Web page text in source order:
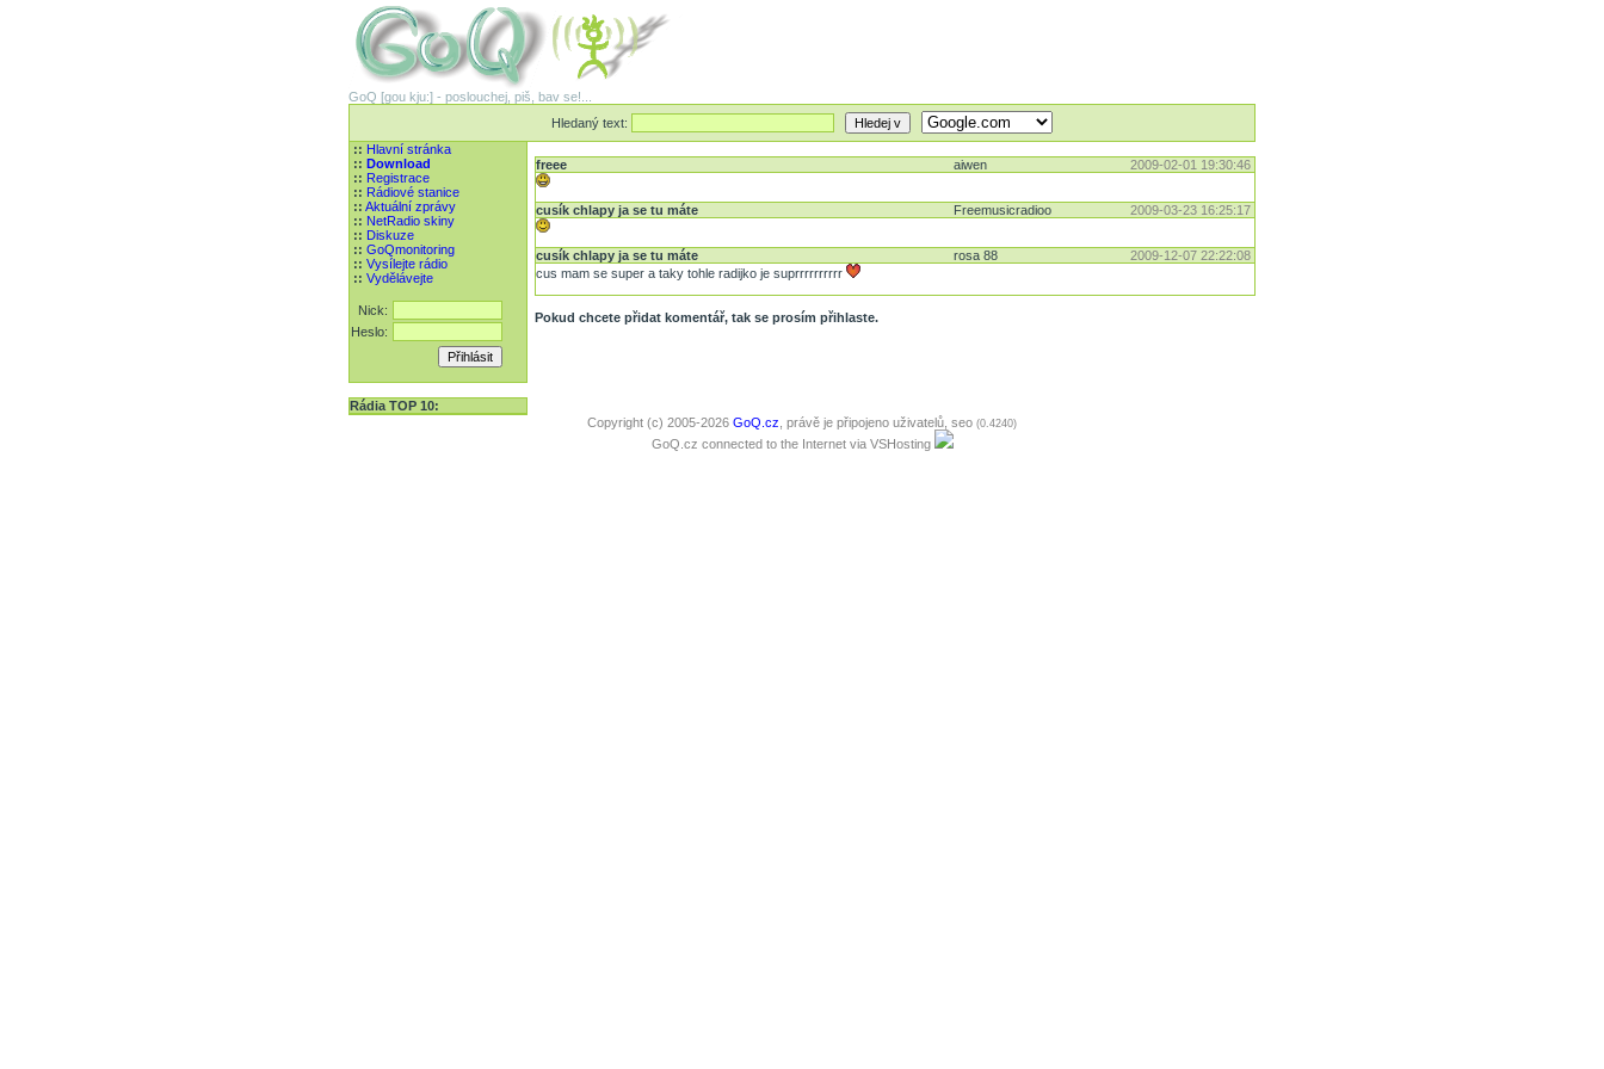
GoQ [gou kju:] - poslouchej, piš, bav se!...
Hledaný text:
:: Hlavní stránka
:: Download
:: Registrace
:: Rádiové stanice
:: Aktuální zprávy
:: NetRadio skiny
:: Diskuze
:: GoQmonitoring
:: Vysílejte rádio
:: Vydělávejte
Nick:
Heslo:
Rádia TOP 10:
freee aiwen 2009-02-01 19:30:46
cusík chlapy ja se tu máte Freemusicradioo 2009-03-23 16:25:17
cusík chlapy ja se tu máte rosa 88
2009-12-07 22:22:08
cus mam se super a taky tohle radijko je suprrrrrrrrrr
Pokud chcete přidat komentář, tak se prosím přihlaste.
Copyright (c) 2005-2026 GoQ.cz , právě je připojeno uživatelů, seo (0.4240)
GoQ.cz connected to the Internet via VSHosting